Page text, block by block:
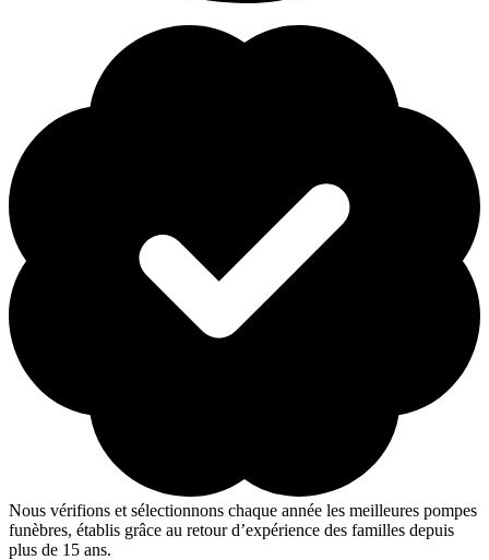
Nous vérifions et sélectionnons chaque année les meilleures pompes
funèbres, établis grâce au retour d’expérience des familles depuis
plus de 15 ans.